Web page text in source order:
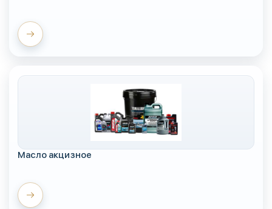
Масло акцизное